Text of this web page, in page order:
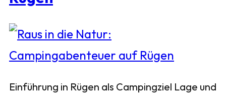
Einführung in Rügen als Campingziel Lage und